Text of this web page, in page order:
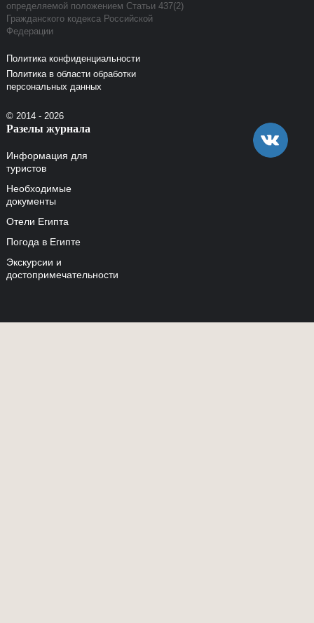
определяемой положением Статьи 437(2)
Гражданского кодекса Российской
Федерации
Политика конфиденциальности
Политика в области обработки
персональных данных
© 2014 - 2026
Разелы журнала
Информация для
туристов
Необходимые
документы
Отели Египта
Погода в Египте
Экскурсии и
достопримечательности